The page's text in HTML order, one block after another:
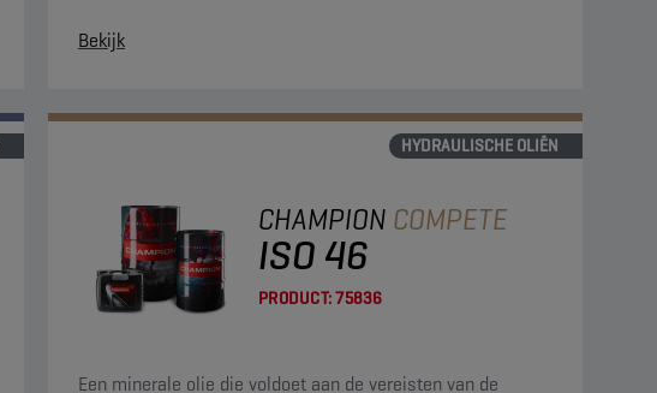
Bekijk
HYDRAULISCHE OLIËN
CHAMPION COMPETE
ISO 46
PRODUCT:75836
Een minerale olie die voldoet aan de vereisten van de